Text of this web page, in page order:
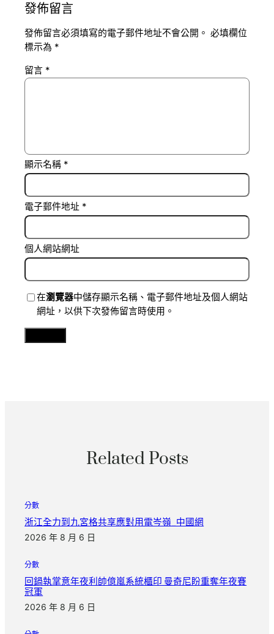
發佈留言
發佈留言必須填寫的電子郵件地址不會公開。 必填欄位
標示為 *
留言 *
顯示名稱 *
電子郵件地址 *
個人網站網址
在瀏覽器中儲存顯示名稱、電子郵件地址及個人網站
網址，以供下次發佈留言時使用。
Related Posts
分數
浙江全力到九宮格共享應對用電岑嶺_中國網
2026 年 8 月 6 日
分數
回鍋執掌意年夜利帥億嵐系統櫃印 曼奇尼盼重奪年夜賽
冠軍
2026 年 8 月 6 日